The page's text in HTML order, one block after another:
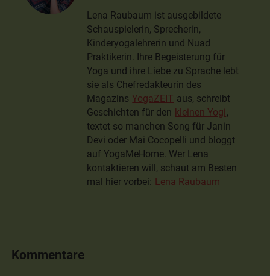
Lena Raubaum ist ausgebildete
Schauspielerin, Sprecherin,
Kinderyogalehrerin und Nuad
Praktikerin. Ihre Begeisterung für
Yoga und ihre Liebe zu Sprache lebt
sie als Chefredakteurin des
Magazins YogaZEIT aus, schreibt
Geschichten für den kleinen Yogi,
textet so manchen Song für Janin
Devi oder Mai Cocopelli und bloggt
auf YogaMeHome. Wer Lena
kontaktieren will, schaut am Besten
mal hier vorbei: Lena Raubaum
Kommentare